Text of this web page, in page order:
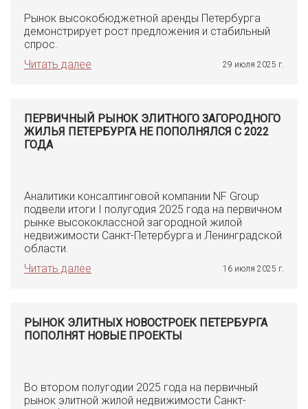
Рынок высокобюджетной аренды Петербурга
демонстрирует рост предложения и стабильный
спрос.
Читать далее
29 июля 2025 г.
ПЕРВИЧНЫЙ РЫНОК ЭЛИТНОГО ЗАГОРОДНОГО
ЖИЛЬЯ ПЕТЕРБУРГА НЕ ПОПОЛНЯЛСЯ С 2022
ГОДА
Аналитики консалтинговой компании NF Group
подвели итоги I полугодия 2025 года на первичном
рынке высококлассной загородной жилой
недвижимости Санкт-Петербурга и Ленинградской
области.
Читать далее
16 июля 2025 г.
РЫНОК ЭЛИТНЫХ НОВОСТРОЕК ПЕТЕРБУРГА
ПОПОЛНЯТ НОВЫЕ ПРОЕКТЫ
Во втором полугодии 2025 года на первичный
рынок элитной жилой недвижимости Санкт-